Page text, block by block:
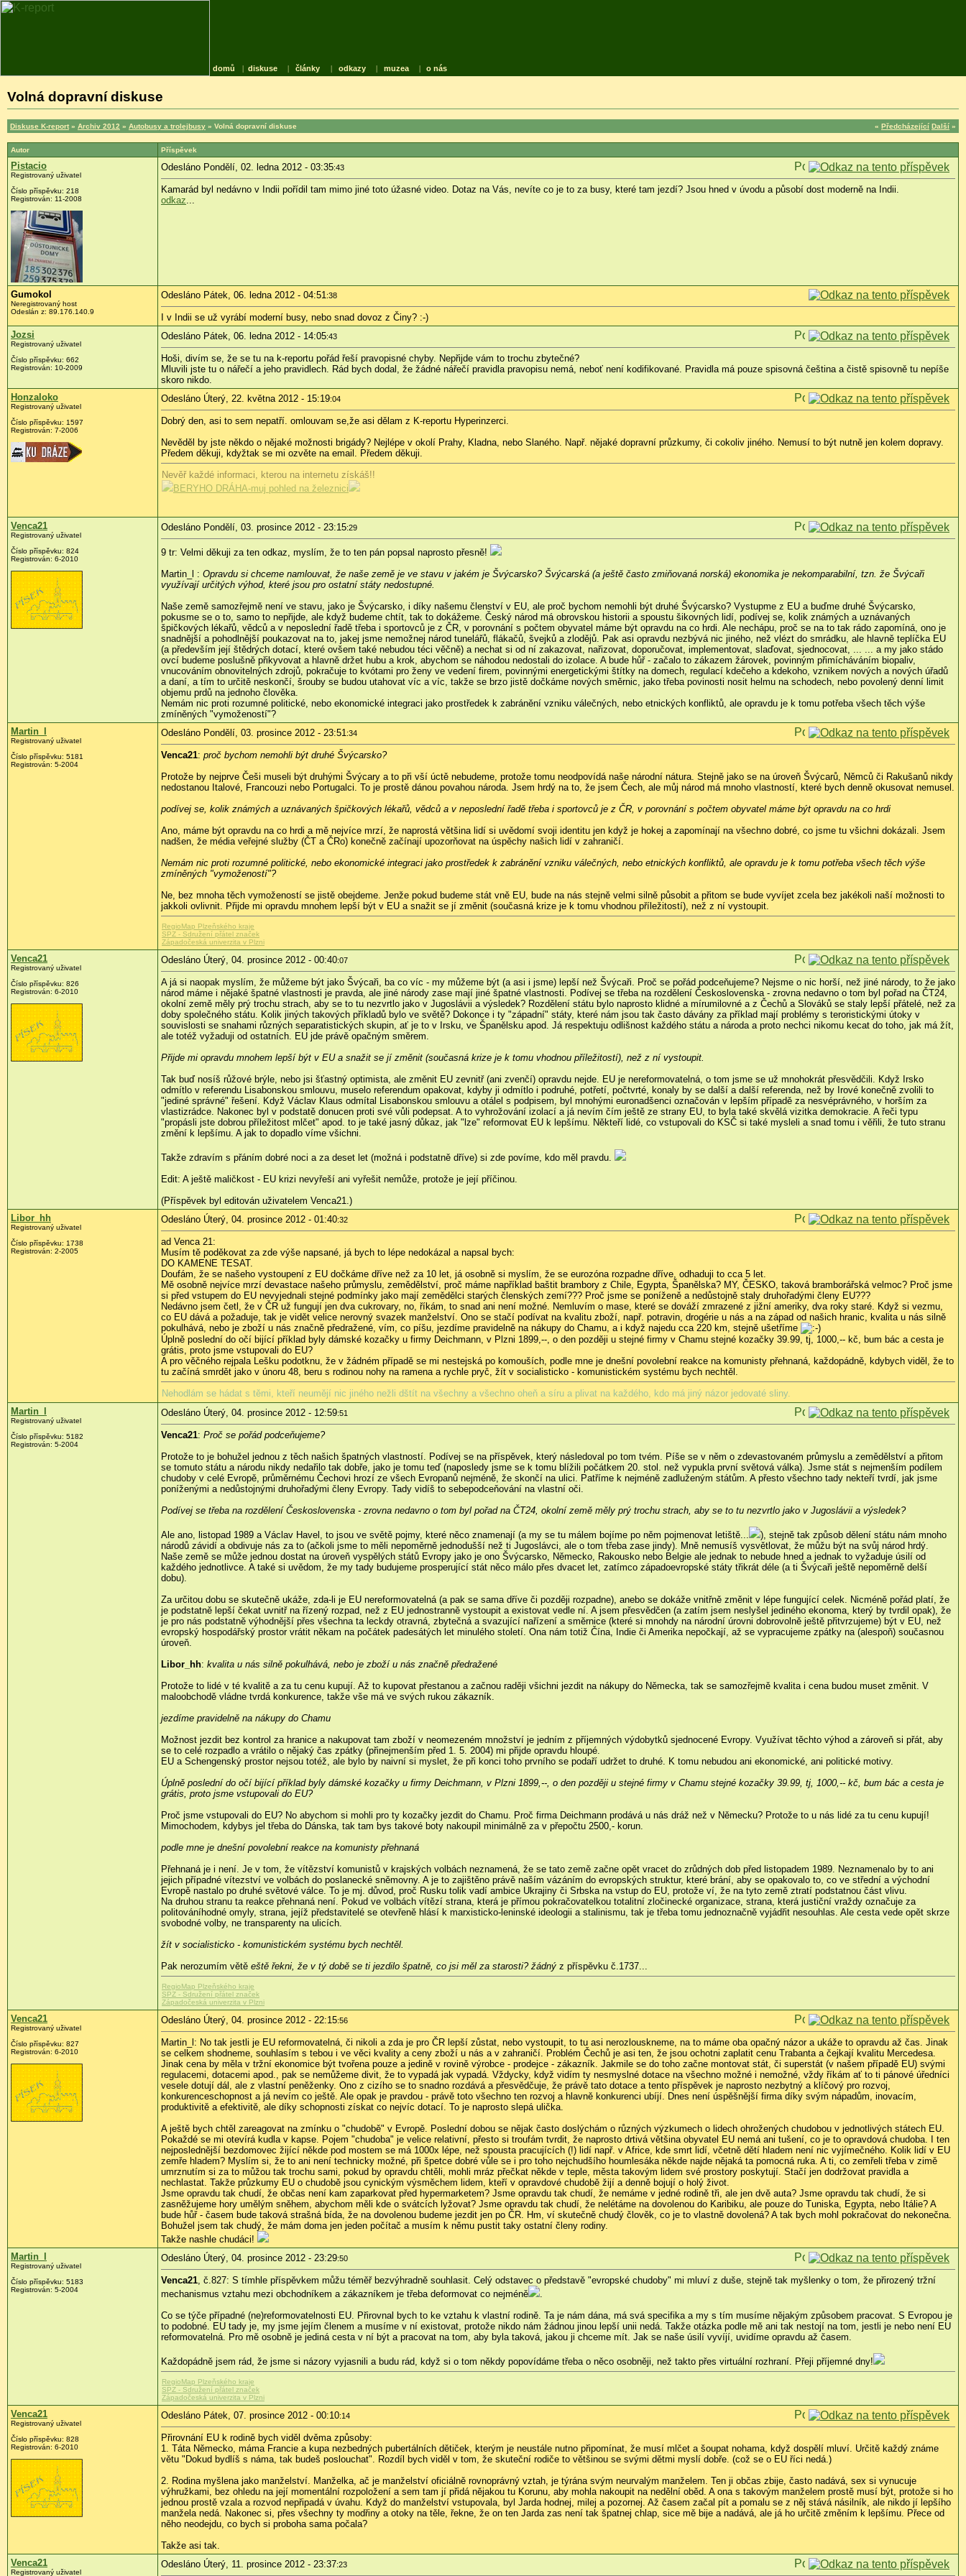
domů | diskuse | články | odkazy | muzea | o nás
Volná dopravní diskuse
Diskuse K-report » Archiv 2012 » Autobusy a trolejbusy » Volná dopravní diskuse « Předcházející Další »
Autor Příspěvek
Pistacio
Registrovaný uživatel
Číslo příspěvku: 218
Registrován: 11-2008
Odesláno Pondělí, 02. ledna 2012 - 03:35:43
Kamarád byl nedávno v Indii pořídil tam mimo jiné toto úžasné video. Dotaz na Vás, nevíte co je to za busy, které tam jezdí? Jsou hned v úvodu a působí dost moderně na Indii.
odkaz
Gumokol
Neregistrovaný host
Odeslán z: 89.176.140.9
Odesláno Pátek, 06. ledna 2012 - 04:51 :38
I v Indii se už vyrábí moderní busy, nebo snad dovoz z Činy? :-)
Jozsi
Registrovaný uživatel
Číslo příspěvku: 662
Registrován: 10-2009
Odesláno Pátek, 06. ledna 2012 - 14:05:43
Hoši, divím se, že se tu na k-reportu pořád řeší pravopisné chyby. Nepřijde vám to trochu zbytečné?
Mluvili jste tu o nářečí a jeho pravidlech. Rád bych dodal, že žádné nářečí pravidla pravopisu nemá, neboť není kodifikované. Pravidla má pouze spisovná čeština a čistě spisovně tu nepíše
skoro nikdo.
Honzaloko
Registrovaný uživatel
Číslo příspěvku: 1597
Registrován: 7-2006
Odesláno Úterý, 22. května 2012 - 15:19:04
Dobrý den, asi to sem nepatří. omlouvam se,že asi dělam z K-reportu Hyperinzerci.
Nevěděl by jste někdo o nějaké možnosti brigády? Nejlépe v okolí Prahy, Kladna, nebo Slaného. Např. nějaké dopravní průzkumy, či cokoliv jiného. Nemusí to být nutně jen kolem dopravy.
Předem děkuji, kdyžtak se mi ozvěte na email. Předem děkuji.
Nevěř každé informaci, kterou na internetu získáš!!
BERYHO DRÁHA-muj pohled na železnici
Venca21
Registrovaný uživatel
Číslo příspěvku: 824
Registrován: 6-2010
Odesláno Pondělí, 03. prosince 2012 - 23:15:29
9 tr: Velmi děkuji za ten odkaz, myslím, že to ten pán popsal naprosto přesně!
Martin_l : Opravdu si chceme namlouvat, že naše země je ve stavu v jakém je Švýcarsko? Švýcarská (a ještě často zmiňovaná norská) ekonomika je nekomparabilní, tzn. že Švýcaři
využívají určitých výhod, které jsou pro ostatní státy nedostupné.
Naše země samozřejmě není ve stavu, jako je Švýcarsko, i díky našemu členství v EU, ale proč bychom nemohli být druhé Švýcarsko? Vystupme z EU a buďme druhé Švýcarsko,
pokusme se o to, samo to nepřijde, ale když budeme chtít, tak to dokážeme. Český národ má obrovskou historii a spoustu šikovných lidí, podívej se, kolik známých a uznávaných
špičkových lékařů, vědců a v neposlední řadě třeba i sportovců je z ČR, v porovnání s počtem obyvatel máme být opravdu na co hrdi. Ale nechápu, proč se na to tak rádo zapomíná, ono je
snadnější a pohodlnější poukazovat na to, jakej jsme nemožnej národ tunelářů, flákačů, švejků a zlodějů. Pak asi opravdu nezbývá nic jiného, než vlézt do smrádku, ale hlavně teplíčka EU
(a především její štědrých dotací, které ovšem také nebudou téci věčně) a nechat si od ní zakazovat, nařizovat, doporučovat, implementovat, slaďovat, sjednocovat, ... ... a my jako stádo
ovcí budeme poslušně přikyvovat a hlavně držet hubu a krok, abychom se náhodou nedostali do izolace. A bude hůř - začalo to zákazem žárovek, povinným přimícháváním biopaliv,
vnucováním obnovitelných zdrojů, pokračuje to kvótami pro ženy ve vedení firem, povinnými energetickými štítky na domech, regulací kdečeho a kdekoho, vznikem nových a nových úřadů
a daní, a tím to určitě neskončí, šrouby se budou utahovat víc a víc, takže se brzo jistě dočkáme nových směrnic, jako třeba povinosti nosit helmu na schodech, nebo povolený denní limit
objemu prdů na jednoho člověka.
Nemám nic proti rozumné politické, nebo ekonomické integraci jako prostředek k zabránění vzniku válečných, nebo etnických konfliktů, ale opravdu je k tomu potřeba všech těch výše
zmíněných "vymožeností"?
Martin_l
Registrovaný uživatel
Číslo příspěvku: 5181
Registrován: 5-2004
Odesláno Pondělí, 03. prosince 2012 - 23:51 :34
Venca21: proč bychom nemohli být druhé Švýcarsko?
Protože by nejprve Češi museli být druhými Švýcary a to při vší úctě nebudeme, protože tomu neodpovídá naše národní nátura. Stejně jako se na úroveň Švýcarů, Němců či Rakušanů nikdy
nedostanou Italové, Francouzi nebo Portugalci. To je prostě dánou povahou národa. Jsem hrdý na to, že jsem Čech, ale můj národ má mnoho vlastností, které bych denně okusovat nemusel.
podívej se, kolik známých a uznávaných špičkových lékařů, vědců a v neposlední řadě třeba i sportovců je z ČR, v porovnání s počtem obyvatel máme být opravdu na co hrdi
Ano, máme být opravdu na co hrdi a mě nejvíce mrzí, že naprostá většina lidí si uvědomí svoji identitu jen když je hokej a zapomínají na všechno dobré, co jsme tu všichni dokázali. Jsem
nadšen, že média veřejné služby (ČT a ČRo) konečně začínají upozorňovat na úspěchy našich lidí v zahraničí.
Nemám nic proti rozumné politické, nebo ekonomické integraci jako prostředek k zabránění vzniku válečných, nebo etnických konfliktů, ale opravdu je k tomu potřeba všech těch výše
zmíněných "vymožeností"?
Ne, bez mnoha těch vymožeností se jistě obejdeme. Jenže pokud budeme stát vně EU, bude na nás stejně velmi silně působit a přitom se bude vyvíjet zcela bez jakékoli naší možnosti to
jakkoli ovlivnit. Přijde mi opravdu mnohem lepší být v EU a snažit se jí změnit (současná krize je k tomu vhodnou příležitostí), než z ní vystoupit.
RegioMap Plzeňského kraje
SPZ - Sdružení přátel značek
Západočeská univerzita v Plzni
Venca21
Registrovaný uživatel
Číslo příspěvku: 826
Registrován: 6-2010
Odesláno Úterý, 04. prosince 2012 - 00:40:07
A já si naopak myslím, že můžeme být jako Švýcaři, ba co víc - my můžeme být (a asi i jsme) lepší než Švýcaři. Proč se pořád podceňujeme? Nejsme o nic horší, než jiné národy, to že jako
národ máme i nějaké špatné vlastnosti je pravda, ale jiné národy zase mají jiné špatné vlastnosti. Podívej se třeba na rozdělení Československa - zrovna nedavno o tom byl pořad na ČT24,
okolní země měly prý trochu strach, aby se to tu nezvrtlo jako v Jugoslávii a výsledek? Rozdělení státu bylo naprosto klidné a mírumilovné a z Čechů a Slováků se staly lepší přátelé, než za
doby společného státu. Kolik jiných takových příkladů bylo ve světě? Dokonce i ty "západní" státy, které nám jsou tak často dávány za příklad mají problémy s teroristickými útoky v
souvislosti se snahami různých separatistických skupin, ať je to v Irsku, ve Španělsku apod. Já respektuju odlišnost každého státu a národa a proto nechci nikomu kecat do toho, jak má žít,
ale totéž vyžaduji od ostatních. EU jde právě opačným směrem.
Přijde mi opravdu mnohem lepší být v EU a snažit se jí změnit (současná krize je k tomu vhodnou příležitostí), než z ní vystoupit.
Tak buď nosíš růžové brýle, nebo jsi šťastný optimista, ale změnit EU zevnitř (ani zvenčí) opravdu nejde. EU je nereformovatelná, o tom jsme se už mnohokrát přesvědčili. Když Irsko
odmítlo v referendu Lisabonskou smlouvu, muselo referendum opakovat, kdyby ji odmítlo i podruhé, potřetí, počtvrté, konaly by se další a další referenda, než by Irové konečně zvolili to
"jediné správné" řešení. Když Václav Klaus odmítal Lisabonskou smlouvu a otálel s podpisem, byl mnohými euronadšenci označován v lepším případě za nesvéprávného, v horším za
vlastizrádce. Nakonec byl v podstatě donucen proti své vůli podepsat. A to vyhrožování izolací a já nevím čím ještě ze strany EU, to byla také skvělá vizitka demokracie. A řeči typu
"propásli jste dobrou příležitost mlčet" apod. to je také jasný důkaz, jak "lze" reformovat EU k lepšímu. Někteří lidé, co vstupovali do KSČ si také mysleli a snad tomu i věřili, že tuto stranu
změní k lepšímu. A jak to dopadlo víme všichni.
Takže zdravím s přáním dobré noci a za deset let (možná i podstatně dříve) si zde povíme, kdo měl pravdu.
Edit: A ještě maličkost - EU krizi nevyřeší ani vyřešit nemůže, protože je její příčinou.
(Příspěvek byl editován uživatelem Venca21.)
Libor_hh
Registrovaný uživatel
Číslo příspěvku: 1738
Registrován: 2-2005
Odesláno Úterý, 04. prosince 2012 - 01:40:32
ad Venca 21:
Musím tě poděkovat za zde výše napsané, já bych to lépe nedokázal a napsal bych:
DO KAMENE TESAT.
Doufám, že se našeho vystoupení z EU dočkáme dříve než za 10 let, já osobně si myslím, že se eurozóna rozpadne dříve, odhaduji to cca 5 let.
Mě osobně nejvíce mrzí devastace našeho průmyslu, zemědělství, proč máme například baštit brambory z Chile, Egypta, Španělska? MY, ČESKO, taková bramborářská velmoc? Proč jsme
si před vstupem do EU nevyjednali stejné podmínky jako mají zemědělci starých členských zemí??? Proč jsme se poníženě a nedůstojně staly druhořadými členy EU???
Nedávno jsem četl, že v ČR už fungují jen dva cukrovary, no, říkám, to snad ani není možné. Nemluvím o mase, které se dováží zmrazené z jižní ameriky, dva roky staré. Když si vezmu,
co EU dává a požaduje, tak je vidět velice nerovný svazek manželství. Ono se stačí podívat na kvalitu zboží, např. potravin, drogérie u nás a na západ od našich hranic, kvalita u nás silně
pokulhává, nebo je zboží u nás značně předražené, vím, co píšu, jezdíme pravidelně na nákupy do Chamu, a i když najedu cca 220 km, stejně ušetříme
Úplně poslední do očí bijící příklad byly dámské kozačky u firmy Deichmann, v Plzni 1899,--, o den později u stejné firmy v Chamu stejné kozačky 39.99, tj, 1000,-- kč, bum bác a cesta je
grátis, proto jsme vstupovali do EU?
A pro věčného rejpala Lešku podotknu, že v žádném případě se mi nestejská po komouších, podle mne je dnešní povolební reakce na komunisty přehnaná, každopádně, kdybych viděl, že to
tu začíná smrdět jako v únoru 48, beru s rodinou nohy na ramena a rychle pryč, žít v socialisticko - komunistickém systému bych nechtěl.
Nehodlám se hádat s těmi, kteří neumějí nic jiného nežli dštít na všechny a všechno oheň a síru a plivat na každého, kdo má jiný názor jedovaté sliny.
Martin_l
Registrovaný uživatel
Číslo příspěvku: 5182
Registrován: 5-2004
Odesláno Úterý, 04. prosince 2012 - 12:59:51
Venca21: Proč se pořád podceňujeme?
Protože to je bohužel jednou z těch našich špatných vlastností. Podívej se na příspěvek, který následoval po tom tvém. Píše se v něm o zdevastovaném průmyslu a zemědělství a přitom
se tomuto státu a národu nikdy nedařilo tak dobře, jako je tomu teď (naposledy jsme se k tomu blížili počátkem 20. stol. než vypukla první světová válka). Jsme stát s nejmenším podílem
chudoby v celé Evropě, průměrnému Čechovi hrozí ze všech Evropanů nejméně, že skončí na ulici. Patříme k nejméně zadluženým státům. A přesto všechno tady nekteří tvrdí, jak jsme
poníženými a nedůstojnými druhořadými členy Evropy. Tady vidíš to sebepodceňování na vlastní oči.
Podívej se třeba na rozdělení Československa - zrovna nedavno o tom byl pořad na ČT24, okolní země měly prý trochu strach, aby se to tu nezvrtlo jako v Jugoslávii a výsledek?
Ale ano, listopad 1989 a Václav Havel, to jsou ve světě pojmy, které něco znamenají (a my se tu málem bojíme po něm pojmenovat letiště...
), stejně tak způsob dělení státu nám mnoho
národů závidí a obdivuje nás za to (ačkoli jsme to měli nepoměrně jednodušší než ti Jugoslávci, ale o tom třeba zase jindy). Mně nemusíš vysvětlovat, že můžu být na svůj národ hrdý.
Naše země se může jednou dostat na úroveň vyspělých států Evropy jako je ono Švýcarsko, Německo, Rakousko nebo Belgie ale jednak to nebude hned a jednak to vyžaduje úsilí od
každého jednotlivce. A také si uvědom, že my tady budujeme prosperující stát něco málo přes dvacet let, zatímco západoevropské státy třikrát déle (a ti Švýcaři ještě nepoměrně delší
dobu).
Za určitou dobu se skutečně ukáže, zda-li je EU nereformovatelná (a pak se sama dříve či později rozpadne), anebo se dokáže vnitřně změnit v lépe fungující celek. Nicméně pořád platí, že
je podstatně lepší čekat uvnitř na řízený rozpad, než z EU jednostranně vystoupit a existovat vedle ní. A jsem přesvědčen (a zatím jsem neslyšel jediného ekonoma, který by tvrdil opak), že
je pro nás podstatně výhodnější přes všechna ta leckdy otravná, zbytečná a svazující nařízení a směrnice (které si mnohdy na národní úrovni dobrovolně ještě přitvrzujeme) být v EU, než
evropský hospodářský prostor vrátit někam na počátek padesátých let minulého století. Ona nám totiž Čína, Indie či Amerika nepočkají, až se vypracujeme zpátky na (alespoň) současnou
úroveň.
Libor_hh: kvalita u nás silně pokulhává, nebo je zboží u nás značně předražené
Protože to lidé v té kvalitě a za tu cenu kupují. Až to kupovat přestanou a začnou raději všichni jezdit na nákupy do Německa, tak se samozřejmě kvalita i cena budou muset změnit. V
maloobchodě vládne tvrdá konkurence, takže vše má ve svých rukou zákazník.
jezdíme pravidelně na nákupy do Chamu
Možnost jezdit bez kontrol za hranice a nakupovat tam zboží v neomezeném množství je jedním z příjemných výdobytků sjednocené Evropy. Využívat těchto výhod a zároveň si přát, aby
se to celé rozpadlo a vrátilo o nějaký čas zpátky (přinejmenším před 1. 5. 2004) mi přijde opravdu hloupé.
EU a Schengenský prostor nejsou totéž, ale bylo by naivní si myslet, že při konci toho prvního se podaří udržet to druhé. K tomu nebudou ani ekonomické, ani politické motivy.
Úplně poslední do očí bijící příklad byly dámské kozačky u firmy Deichmann, v Plzni 1899,--, o den později u stejné firmy v Chamu stejné kozačky 39.99, tj, 1000,-- kč, bum bác a cesta je
grátis, proto jsme vstupovali do EU?
Proč jsme vstupovali do EU? No abychom si mohli pro ty kozačky jezdit do Chamu. Proč firma Deichmann prodává u nás dráž než v Německu? Protože to u nás lidé za tu cenu kupují!
Mimochodem, kdybys jel třeba do Dánska, tak tam bys takové boty nakoupil minimálně za v přepočtu 2500,- korun.
podle mne je dnešní povolební reakce na komunisty přehnaná
Přehnaná je i není. Je v tom, že vítězství komunistů v krajských volbách neznamená, že se tato země začne opět vracet do zrůdných dob před listopadem 1989. Neznamenalo by to ani
jejich případné vítezství ve volbách do poslanecké sněmovny. A je to zajištěno právě naším vázáním do evropských struktur, které brání, aby se opakovalo to, co ve střední a východní
Evropě nastalo po druhé světové válce. To je mj. důvod, proč Rusku tolik vadí ambice Ukrajiny či Srbska na vstup do EU, protože ví, že na tyto země ztratí podstatnou část vlivu.
Na druhou stranu ta reakce přehnaná není. Pokud ve volbách vítězí strana, která je přímou pokračovatelkou totalitní zločinecké organizace, strana, která justiční vraždy označuje za
politováníhodné omyly, strana, jejíž představitelé se otevřeně hlásí k marxisticko-leninské ideologii a stalinismu, tak je třeba tomu jednoznačně vyjádřit nesouhlas. Ale cesta vede opět skrze
svobodné volby, ne transparenty na ulicích.
žít v socialisticko - komunistickém systému bych nechtěl.
Pak nerozumím větě eště řekni, že v tý době se ti jezdilo špatně, co jsi měl za starosti? žádný z příspěvku č.1737...
RegioMap Plzeňského kraje
SPZ - Sdružení přátel značek
Západočeská univerzita v Plzni
Venca21
Registrovaný uživatel
Číslo příspěvku: 827
Registrován: 6-2010
Odesláno Úterý, 04. prosince 2012 - 22:15:56
Martin_l: No tak jestli je EU reformovatelná, či nikoli a zda je pro ČR lepší zůstat, nebo vystoupit, to tu asi nerozlouskneme, na to máme oba opačný názor a ukáže to opravdu až čas. Jinak
se celkem shodneme, souhlasím s tebou i ve věci kvality a ceny zboží u nás a v zahraničí. Problém Čechů je asi ten, že jsou ochotni zaplatit cenu Trabanta a čejkají kvalitu Mercedesa.
Jinak cena by měla v tržní ekonomice být tvořena pouze a jedině v rovině výrobce - prodejce - zákazník. Jakmile se do toho začne montovat stát, či superstát (v našem případě EU) svými
regulacemi, dotacemi apod., pak se nemůžeme divit, že to vypadá jak vypadá. Vždycky, když vidím ty nesmyslné dotace na všechno možné i nemožné, vždy říkám ať to ti pánové úředníci
vesele dotují dál, ale z vlastní peněženky. Ono z cizího se to snadno rozdává a přesvědčuje, že právě tato dotace a tento příspěvek je naprosto nezbytný a klíčový pro rozvoj,
konkurenceschopnost a já nevím co ještě. Ale opak je pravdou - právě toto všechno ten rozvoj a hlavně konkurenci ubíjí. Dnes není úspěšnější firma díky svým nápadům, inovacím,
produktivitě a efektivitě, ale díky schopnosti získat co nejvíc dotací. To je naprosto slepá ulička.
A ještě bych chtěl zareagovat na zmínku o "chudobě" v Evropě. Poslední dobou se nějak často doslýchám o různých výzkumech o lidech ohrožených chudobou v jednotlivých státech EU.
Pokaždé se mi otevírá kudla v kapse. Pojem "chudoba" je velice relativní, přesto si troufám tvrdit, že naprosto drtivá většina obyvatel EU nemá ani tušení, co je to opravdová chudoba. I ten
nejposlednější bezdomovec žijící někde pod mostem se má 1000x lépe, než spousta pracujících (!) lidí např. v Africe, kde smrt lidí, včetně dětí hladem není nic vyjímečného. Kolik lidí v EU
zemře hladem? Myslím si, že to ani není technicky možné, při špetce dobré vůle se i pro toho nejchudšího houmlesáka někde najde nějaká ta pomocná ruka. A ti, co zemřeli třeba v zimě
umrznutím si za to můžou tak trochu sami, pokud by opravdu chtěli, mohli mráz přečkat někde v teple, města takovým lidem své prostory poskytují. Stačí jen dodržovat pravidla a
nechlastat. Takže průzkumy EU o chudobě jsou cynickým výsměchem lidem, kteří v opravdové chudobě žijí a denně bojují o holý život.
Jsme opravdu tak chudí, že občas není kam zaparkovat před hypermarketem? Jsme opravdu tak chudí, že nemáme v jedné rodině tři, ale jen dvě auta? Jsme opravdu tak chudí, že si
zasněžujeme hory umělým sněhem, abychom měli kde o svátcích lyžovat? Jsme opravdu tak chudí, že nelétáme na dovolenou do Karibiku, ale pouze do Tuniska, Egypta, nebo Itálie? A
bude hůř - časem bude taková strašná bída, že na dovolenou budeme jezdit jen po ČR. Hm, ví skutečně chudý člověk, co je to vlastně dovolená? A tak bych mohl pokračovat do nekonečna.
Bohužel jsem tak chudý, že mám doma jen jeden počítač a musím k němu pustit taky ostatní členy rodiny.
Takže nashle chudáci!
Martin_l
Registrovaný uživatel
Číslo příspěvku: 5183
Registrován: 5-2004
Odesláno Úterý, 04. prosince 2012 - 23:29:50
Venca21 , č.827: S tímhle příspěvkem můžu téměř bezvýhradně souhlasit. Celý odstavec o představě "evropské chudoby" mi mluví z duše, stejně tak myšlenky o tom, že přirozený tržní
mechanismus vztahu mezi obchodníkem a zákazníkem je třeba deformovat co nejméně
Co se týče případné (ne)reformovatelnosti EU. Přirovnal bych to ke vztahu k vlastní rodině. Ta je nám dána, má svá specifika a my s tím musíme nějakým způsobem pracovat. S Evropou je
to podobné. EU tady je, my jsme jejím členem a musíme v ní existovat, protože nikdo nám žádnou jinou lepší unii nedá. Takže otázka podle mě ani tak nestojí na tom, jestli je nebo není EU
reformovatelná. Pro mě osobně je jediná cesta v ní být a pracovat na tom, aby byla taková, jakou ji chceme mít. Jak se naše úsilí vyvíjí, uvidíme opravdu až časem.
Každopádně jsem rád, že jsme si názory vyjasnili a budu rád, když si o tom někdy popovídáme třeba o něco osobněji, než takto přes virtuální rozhraní. Přeji příjemné dny!
RegioMap Plzeňského kraje
SPZ - Sdružení přátel značek
Západočeská univerzita v Plzni
Venca21
Registrovaný uživatel
Číslo příspěvku: 828
Registrován: 6-2010
Odesláno Pátek, 07. prosince 2012 - 00:10:14
Přirovnání EU k rodině bych viděl dvěma způsoby:
1. Táta Německo, máma Francie a kupa nezbedných pubertálních dětiček, kterým je neustále nutno připomínat, že musí mlčet a šoupat nohama, když dospělí mluví. Určitě každý známe
větu "Dokud bydlíš s náma, tak budeš poslouchat". Rozdíl bych viděl v tom, že skuteční rodiče to většinou se svými dětmi myslí dobře. (což se o EU říci nedá.)
2. Rodina myšlena jako manželství. Manželka, ač je manželství oficiálně rovnoprávný vztah, je týrána svým neurvalým manželem. Ten ji občas zbije, často nadává, sex si vynucuje
výhružkami, bez ohledu na její momentální rozpoložení a sem tam jí přidá nějakou tu Korunu, aby mohla nakoupit na nedělní oběd. A ona s takovým manželem prostě musí být, protože si ho
jednou prostě vzala a rozvod nepřipadá v úvahu. Když do manželství vstupovala, byl Jarda hodnej, milej a pozornej. Až časem začal pít a pomalu se z něj stává násilník, ale nikdo jí lepšího
manžela nedá. Nakonec si, přes všechny ty modřiny a otoky na těle, řekne, že on ten Jarda zas není tak špatnej chlap, sice mě bije a nadává, ale já ho určitě změním k lepšímu. Přece od
něho neodejdu, co bych si proboha sama počala?
Takže asi tak.
Venca21
Registrovaný uživatel
Odesláno Úterý, 11. prosince 2012 - 23:37:23